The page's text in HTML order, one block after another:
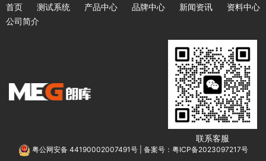
首页 测试系统 产品中心 品牌中心 新闻资讯
资料中心
公司简介
联系客服
粤公网安备 44190002007491号 备案号：粤ICP备2023097217号